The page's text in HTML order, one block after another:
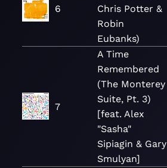
6
Chris Potter &
Robin
Eubanks)
7
A Time
Remembered
(The Monterey
Suite, Pt. 3)
[feat. Alex
"Sasha"
Sipiagin & Gary
Smulyan]